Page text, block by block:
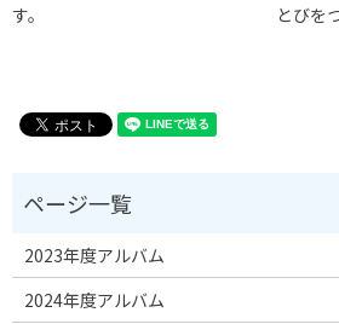
す。
とびを
2023年度アルバム
2024年度アルバム